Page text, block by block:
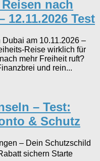
nach
12.11.2026 Test
am 10.11.2026 –
Reise wirklich für
mehr Freiheit ruft?
und rein...
– Test:
& Schutz
– Dein Schutzschild
sichern Starte